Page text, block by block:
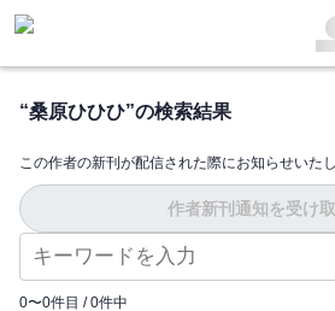
“桑原ひひひ”の検索結果
この作者の新刊が配信された際にお知らせいたし
作者新刊通知を受け
0〜0件目 / 0件中